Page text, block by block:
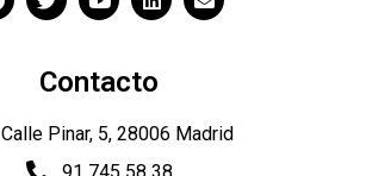
Contacto
Calle Pinar, 5, 28006 Madrid